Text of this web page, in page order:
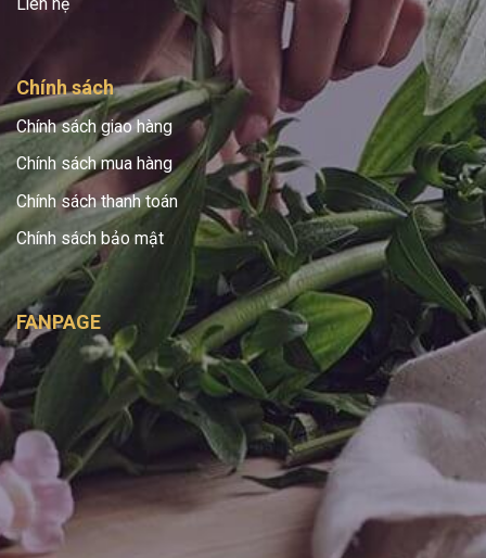
Chính sách
Chính sách giao hàng
Chính sách mua hàng
Chính sách thanh toán
Chính sách bảo mật
FANPAGE